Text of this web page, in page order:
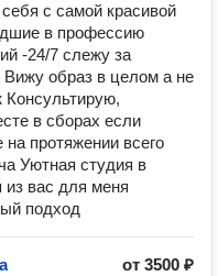
с самой красивой
в профессию
-24/7 слежу за
Вижу образ в целом а не
Консультирую,
в сборах если
протяжении всего
Уютная студия в
из вас для меня
подход
от 3500 ₽